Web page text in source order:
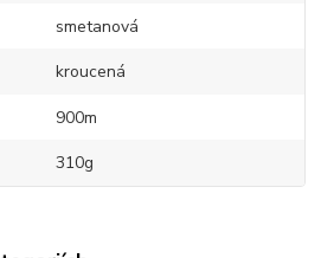
smetanová
kroucená
900m
310g